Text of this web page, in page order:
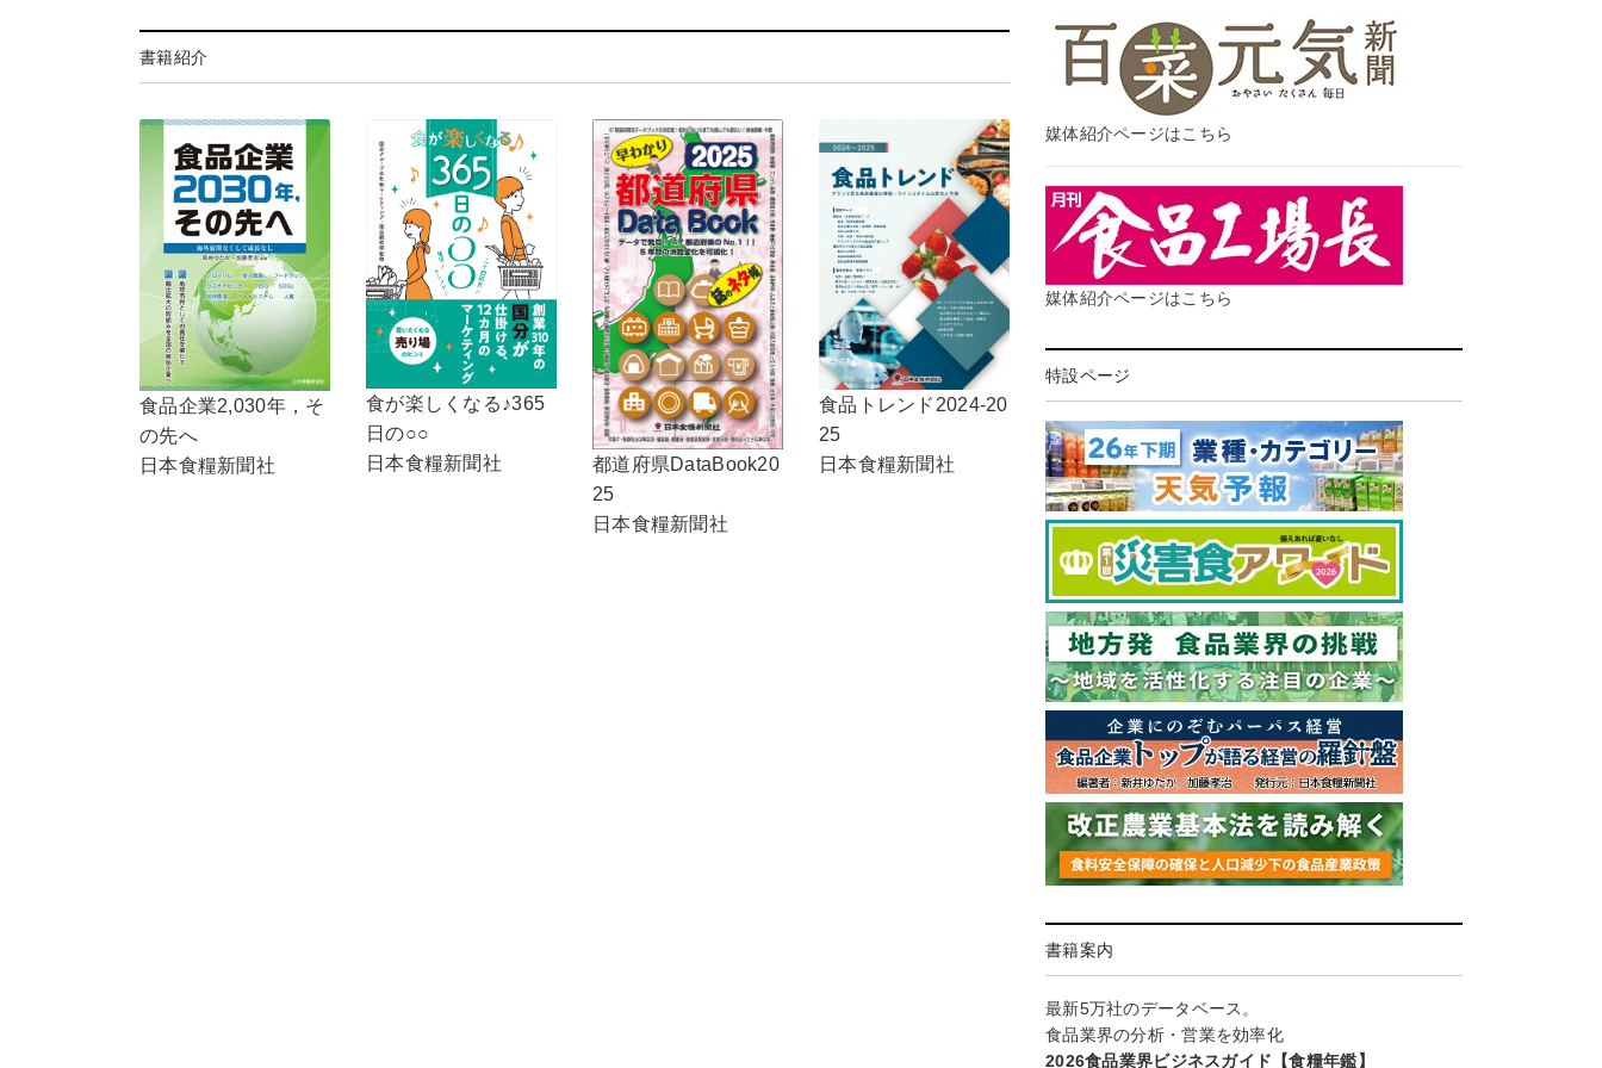
書籍紹介
食品企業2,030年，そ
の先へ
日本食糧新聞社
食が楽しくなる♪365
日の○○
日本食糧新聞社
都道府県DataBook20
25
日本食糧新聞社
食品トレンド2024-20
25
日本食糧新聞社
媒体紹介ページはこちら
媒体紹介ページはこちら
特設ページ
書籍案内
最新5万社のデータベース。
食品業界の分析・営業を効率化
2026食品業界ビジネスガイド【食糧年鑑】